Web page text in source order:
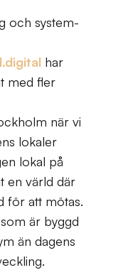
och system-
har
med fler
när vi
lokaler
lokal på
en värld där
för att mötas.
är byggd
än dagens